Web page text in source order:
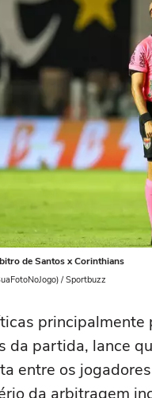
de Santos x Corinthians
/ Sportbuzz
da partida, lance
entre os
da arbitragem